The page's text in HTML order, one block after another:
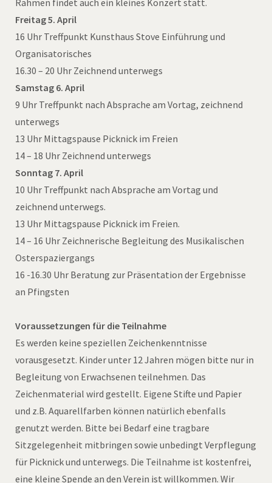
Freitag 5. April
16 Uhr Treffpunkt Kunsthaus Stove Einführung und
Organisatorisches
16.30 – 20 Uhr Zeichnend unterwegs
Samstag 6. April
9 Uhr Treffpunkt nach Absprache am Vortag, zeichnend
unterwegs
13 Uhr Mittagspause Picknick im Freien
14 – 18 Uhr Zeichnend unterwegs
Sonntag 7. April
10 Uhr Treffpunkt nach Absprache am Vortag und
zeichnend unterwegs.
13 Uhr Mittagspause Picknick im Freien.
14 – 16 Uhr Zeichnerische Begleitung des Musikalischen
Osterspaziergangs
16 -16.30 Uhr Beratung zur Präsentation der Ergebnisse
an Pfingsten
Voraussetzungen für die Teilnahme
Es werden keine speziellen Zeichenkenntnisse
vorausgesetzt. Kinder unter 12 Jahren mögen bitte nur in
Begleitung von Erwachsenen teilnehmen. Das
Zeichenmaterial wird gestellt. Eigene Stifte und Papier
und z.B. Aquarellfarben können natürlich ebenfalls
genutzt werden. Bitte bei Bedarf eine tragbare
Sitzgelegenheit mitbringen sowie unbedingt Verpflegung
für Picknick und unterwegs. Die Teilnahme ist kostenfrei,
eine kleine Spende an den Verein ist willkommen. Wir